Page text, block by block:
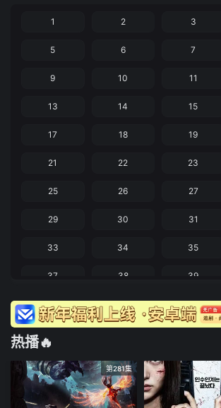
1 2 3
5 6 7
9 10 11
13 14 15
17 18 19
21 22 23
25 26 27
29 30 31
33 34 35
37 38 39
41 42 43
49 50 51
53 54 55
热播🔥
第281集